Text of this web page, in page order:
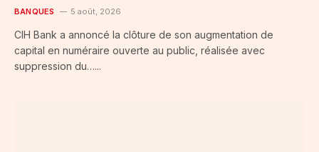
BANQUES 5 août, 2026
CIH Bank a annoncé la clôture de son augmentation de
capital en numéraire ouverte au public, réalisée avec
suppression du…...